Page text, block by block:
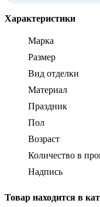
Характеристики
Марка
Размер
Вид отделки
Материал
Праздник
Пол
Возраст
Количество в
Надпись
Товар находится в